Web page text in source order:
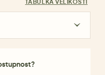
TABULKA VELIKOSTÍ